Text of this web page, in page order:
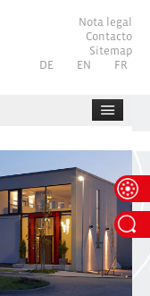
Nota legal
Contacto
Sitemap
su idioma
DE EN FR